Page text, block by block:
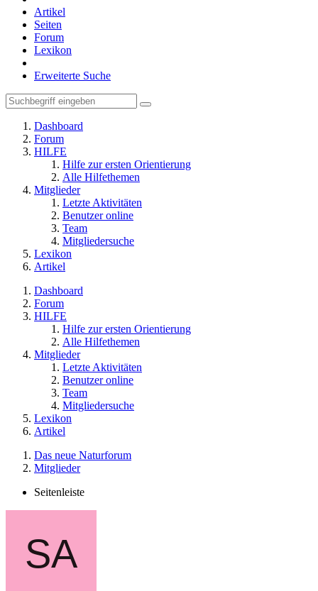
Artikel
Seiten
Forum
Lexikon
Erweiterte Suche
Dashboard
Forum
HILFE
Hilfe zur ersten Orientierung
Alle Hilfethemen
Mitglieder
Letzte Aktivitäten
Benutzer online
Team
Mitgliedersuche
Lexikon
Artikel
Dashboard
Forum
HILFE
Hilfe zur ersten Orientierung
Alle Hilfethemen
Mitglieder
Letzte Aktivitäten
Benutzer online
Team
Mitgliedersuche
Lexikon
Artikel
Das neue Naturforum
Mitglieder
Seitenleiste